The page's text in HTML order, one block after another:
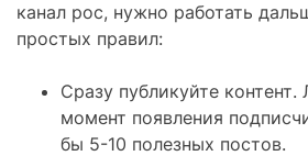
канал рос, нужно работать
простых правил:
Сразу публикуйте контент.
момент появления
бы 5-10 полезных постов.